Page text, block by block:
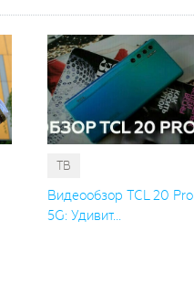
ТВ
Видеообзор TCL 20 Pro
5G: Удивит...